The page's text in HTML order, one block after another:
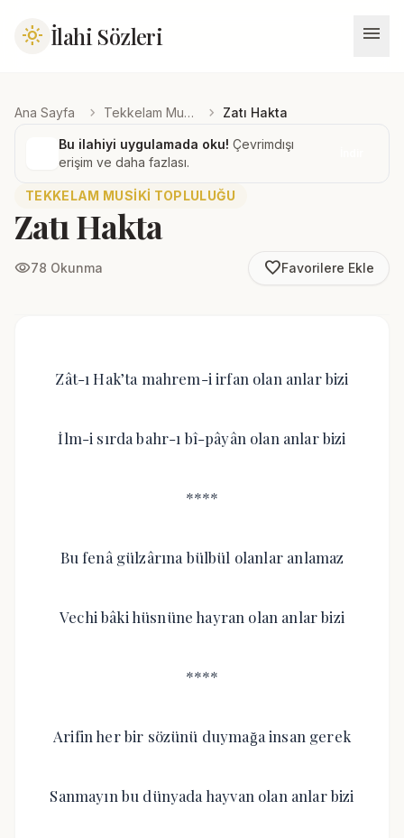
light_mode İlahi Sözleri menu
Ana Sayfa chevron_right Tekkelam Musiki Topluluğu chevron_right Zatı Hakta
Bu ilahiyi uygulamada oku! Çevrimdışı
erişim ve daha fazlası.
TEKKELAM MUSIKI TOPLULUĞU
Zatı Hakta
visibility78 Okunma favorite_borderFavorilere Ekle
Zât-ı Hak’ta mahrem-i irfan olan anlar bizi
İlm-i sırda bahr-ı bî-pâyân olan anlar bizi
****
Bu fenâ gülzârına bülbül olanlar anlamaz
Vechi bâki hüsnüne hayran olan anlar bizi
****
Arifin her bir sözünü duymağa insan gerek
Sanmayın bu dünyada hayvan olan anlar bizi